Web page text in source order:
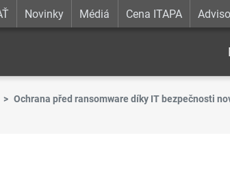
Novinky Médiá Cena ITAPA
Ochrana před ransomware díky IT bezpečnosti